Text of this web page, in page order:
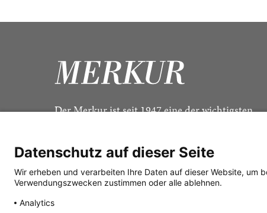
Der Merkur ist seit 1947 eine der wichtigsten
Datenschutz auf dieser Seite
Wir erheben und verarbeiten Ihre Daten auf dieser Website, um
Verwendungszwecken zustimmen oder alle ablehnen.
Analytics